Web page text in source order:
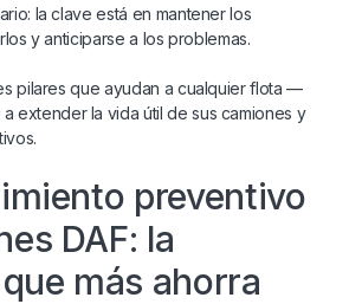
la clave está en mantener los
y anticiparse a los problemas.
pilares que ayudan a cualquier flota —
extender la vida útil de sus camiones y
preventivo
DAF: la
más ahorra